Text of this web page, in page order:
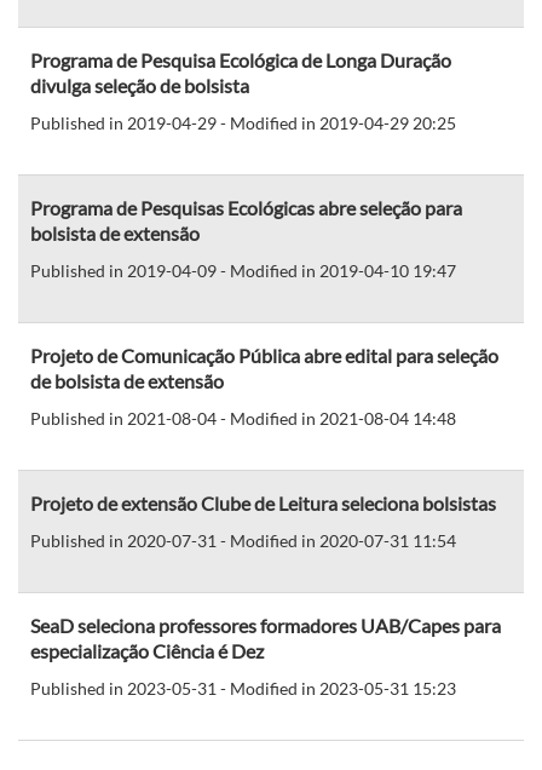
Programa de Pesquisa Ecológica de Longa Duração
divulga seleção de bolsista
Published in 2019-04-29 - Modified in 2019-04-29 20:25
Programa de Pesquisas Ecológicas abre seleção para
bolsista de extensão
Published in 2019-04-09 - Modified in 2019-04-10 19:47
Projeto de Comunicação Pública abre edital para seleção
de bolsista de extensão
Published in 2021-08-04 - Modified in 2021-08-04 14:48
Projeto de extensão Clube de Leitura seleciona bolsistas
Published in 2020-07-31 - Modified in 2020-07-31 11:54
SeaD seleciona professores formadores UAB/Capes para
especialização Ciência é Dez
Published in 2023-05-31 - Modified in 2023-05-31 15:23